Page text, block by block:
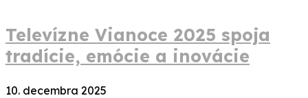
Televízne Vianoce 2025 spoja
tradície, emócie a inovácie
10. decembra 2025